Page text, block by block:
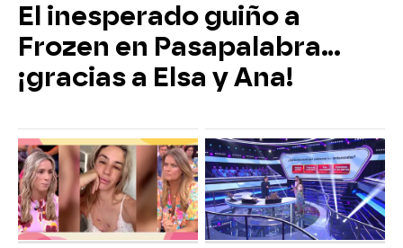
El inesperado guiño a
Frozen en Pasapalabra…
¡gracias a Elsa y Ana!